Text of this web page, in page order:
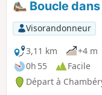
Boucle
Visorandonneur
3,11 km
+4 m
0h 55
Facile
Départ à